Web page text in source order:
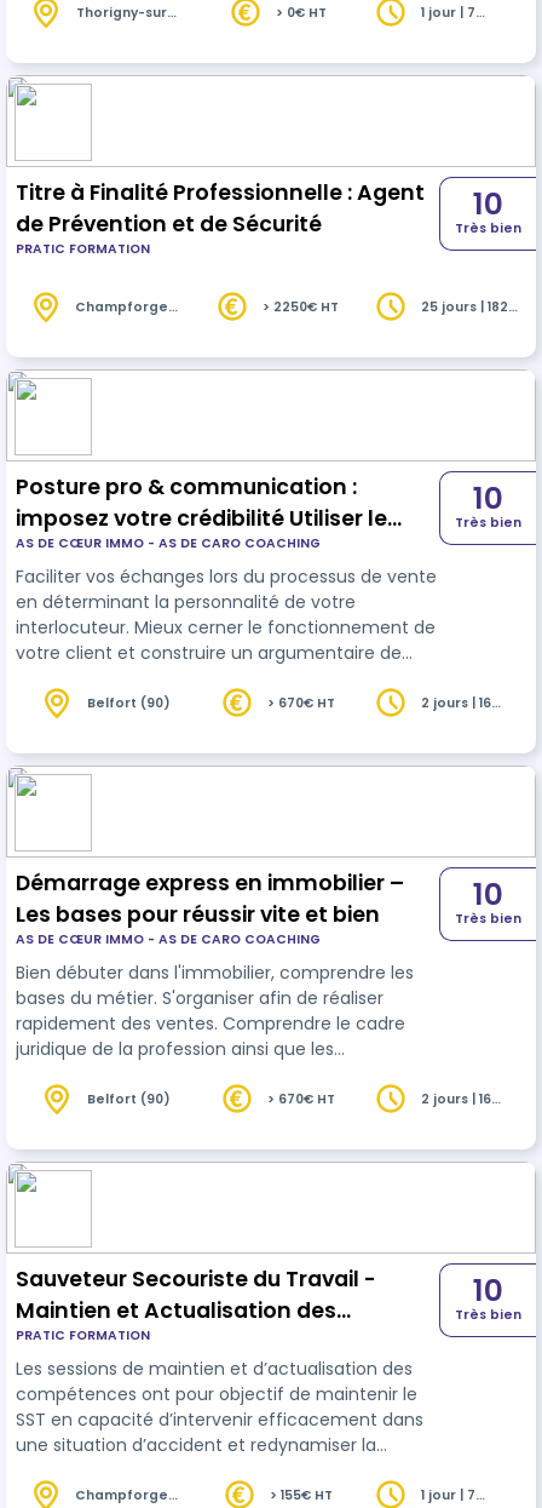
professionnel au sein d’un établissement de
la gravité des accidents du travail liés à la
manutention manuelle sont plus élevés que la
Thorigny-sur-
> 0€ HT
1 jour | 7
Titre à Finalité Professionnelle : Agent
de Prévention et de Sécurité
PRATIC FORMATION
10
Très bien
Champforgeuil
> 2250€ HT
25 jours | 182
Posture pro & communication :
imposez votre crédibilité Utiliser le
modèle DISC
AS DE CŒUR IMMO - AS DE CARO COACHING
Faciliter vos échanges lors du processus de vente
en déterminant la personnalité de votre
interlocuteur. Mieux cerner le fonctionnement de
votre client et construire un argumentaire de
convaincre le client sans agressivité construire
d'augmenter ses performances commerciales.
Gagner en efficacité. Formation s'adressant à
10
Très bien
Belfort (90) > 670€ HT
2 jours | 16
Démarrage express en immobilier –
Les bases pour réussir vite et bien
AS DE CŒUR IMMO - AS DE CARO COACHING
Bien débuter dans l'immobilier, comprendre les
bases du métier. S'organiser afin de réaliser
rapidement des ventes. Comprendre le cadre
juridique de la profession ainsi que les
s'adressant à toutes personnes travaillant dans
10
Très bien
Belfort (90) > 670€ HT
2 jours | 16
Sauveteur Secouriste du Travail -
Maintien et Actualisation des
Compétences (MAC SST)
PRATIC FORMATION
Les sessions de maintien et d’actualisation des
compétences ont pour objectif de maintenir le
SST en capacité d’intervenir efficacement dans
une situation d’accident et redynamiser la
périodicité des sessions de maintien et
10
Très bien
Champforgeuil
> 155€ HT
1 jour | 7